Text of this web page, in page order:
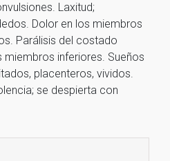
Laxitud;
Dolor en los miembros
Parálisis del costado
miembros inferiores. Sueños
placenteros, vividos.
se despierta con